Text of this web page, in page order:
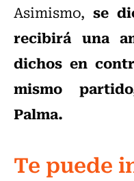
Asimismo, se
recibirá una
dichos en
mismo
Palma.
Te puede